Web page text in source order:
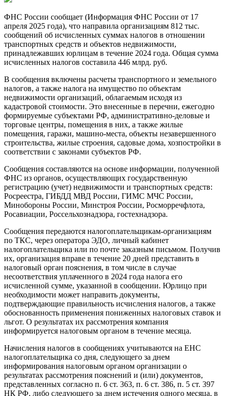
ФНС России сообщает (Информация ФНС России от 17
апреля 2025 года), что направила организациям 812 тыс.
сообщений об исчисленных суммах налогов в отношении
транспортных средств и объектов недвижимости,
принадлежавших юрлицам в течение 2024 года. Общая сумма
исчисленных налогов составила 446 млрд. руб.
В сообщения включены расчеты транспортного и земельного
налогов, а также налога на имущество по объектам
недвижимости организаций, облагаемым исходя из
кадастровой стоимости. Это внесенные в перечни, ежегодно
формируемые субъектами РФ, административно-деловые и
торговые центры, помещения в них, а также жилые
помещения, гаражи, машино-места, объекты незавершенного
строительства, жилые строения, садовые дома, хозпостройки в
соответствии с законами субъектов РФ.
Сообщения составляются на основе информации, полученной
ФНС из органов, осуществляющих государственную
регистрацию (учет) недвижимости и транспортных средств:
Росреестра, ГИБДД МВД России, ГИМС МЧС России,
Минобороны России, Минстроя России, Росморречфлота,
Росавиации, Россельхознадзора, гостехнадзора.
Сообщения передаются налогоплательщикам-организациям
по ТКС, через оператора ЭДО, личный кабинет
налогоплательщика или по почте заказным письмом. Получив
их, организация вправе в течение 20 дней представить в
налоговый орган пояснения, в том числе в случае
несоответствия уплаченного в 2024 года налога его
исчисленной сумме, указанной в сообщении. Юрлицо при
необходимости может направить документы,
подтверждающие правильность исчисления налогов, а также
обоснованность применения пониженных налоговых ставок и
льгот. О результатах их рассмотрения компания
информируется налоговым органом в течение месяца.
Начисления налогов в сообщениях учитываются на ЕНС
налогоплательщика со дня, следующего за днем
информирования налоговым органом организации о
результатах рассмотрения пояснений и (или) документов,
представленных согласно п. 6 ст. 363, п. 6 ст. 386, п. 5 ст. 397
НК РФ, либо следующего за днем истечения одного месяца, в